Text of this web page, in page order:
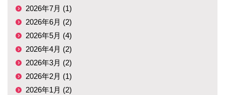
2026年7月 (1)
2026年6月 (2)
2026年5月 (4)
2026年4月 (2)
2026年3月 (2)
2026年2月 (1)
2026年1月 (2)